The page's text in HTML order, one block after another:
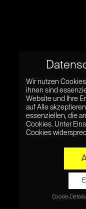
Wir nutzen
ihnen sind
Website und Ihre
auf Alle
essenziellen, die
Cookies. Unter
Cookies
Cookie-Details